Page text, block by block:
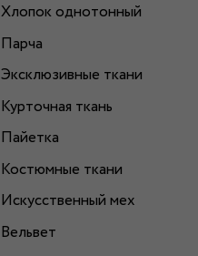
Хлопок однотонный
Парча
Эксклюзивные ткани
Курточная ткань
Пайетка
Костюмные ткани
Искусственный мех
Вельвет